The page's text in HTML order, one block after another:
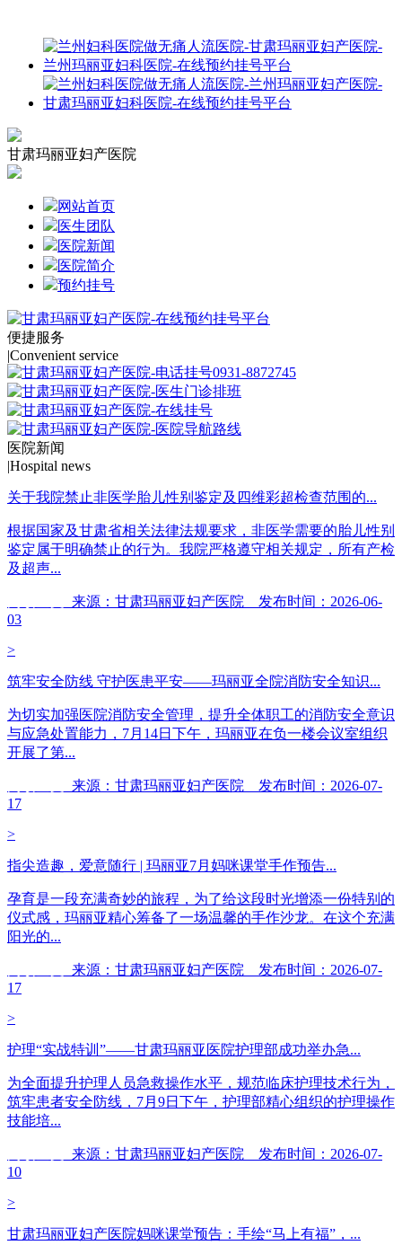
甘肃玛丽亚妇产医院
网站首页
医生团队
医院新闻
医院简介
预约挂号
便捷服务
|Convenient service
医院新闻
|Hospital news
关于我院禁止非医学胎儿性别鉴定及四维彩超检查范围的...
根据国家及甘肃省相关法律法规要求，非医学需要的胎儿性别
鉴定属于明确禁止的行为。我院严格遵守相关规定，所有产检
及超声...
来源：甘肃玛丽亚妇产医院 发布时间：2026-06-
03
>
筑牢安全防线 守护医患平安——玛丽亚全院消防安全知识...
为切实加强医院消防安全管理，提升全体职工的消防安全意识
与应急处置能力，7月14日下午，玛丽亚在负一楼会议室组织
开展了第...
来源：甘肃玛丽亚妇产医院 发布时间：2026-07-
17
>
指尖造趣，爱意随行 | 玛丽亚7月妈咪课堂手作预告...
孕育是一段充满奇妙的旅程，为了给这段时光增添一份特别的
仪式感，玛丽亚精心筹备了一场温馨的手作沙龙。在这个充满
阳光的...
来源：甘肃玛丽亚妇产医院 发布时间：2026-07-
17
>
护理“实战特训”——甘肃玛丽亚医院护理部成功举办急...
为全面提升护理人员急救操作水平，规范临床护理技术行为，
筑牢患者安全防线，7月9日下午，护理部精心组织的护理操作
技能培...
来源：甘肃玛丽亚妇产医院 发布时间：2026-07-
10
>
甘肃玛丽亚妇产医院妈咪课堂预告：手绘“马上有福”，...